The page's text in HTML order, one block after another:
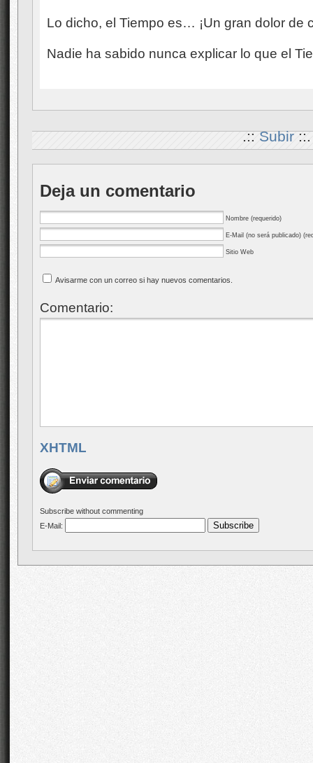
Lo dicho, el Tiempo es… ¡Un gran dolor de
Nadie ha sabido nunca explicar lo que el
.::Subir::.
Deja un comentario
Nombre (requerido)
E-Mail (no será publicado)
Sitio Web
Avisarme con un correo si hay nuevos comentarios.
Comentario:
XHTML
Subscribe without commenting
E-Mail: